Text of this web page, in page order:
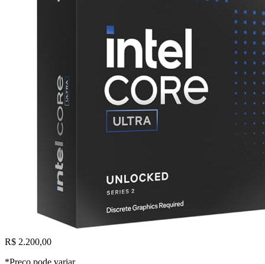
R$ 2.200,00